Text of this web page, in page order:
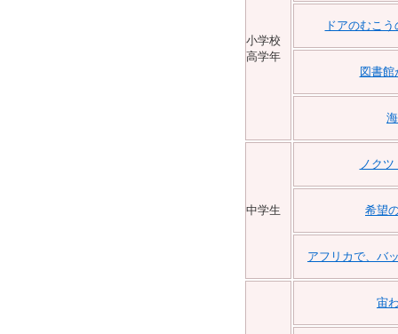
小学校
高学年
ドアのむこ
図書
中学生
ノク
希望
アフリカで、バ
宙